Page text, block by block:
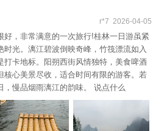
码头1日游
r*7 2026-04-05
好，非常满意的一次旅行!桂林一日游虽紧
光。漓江碧波倒映奇峰，竹筏漂流如入
打卡地标。阳朔西街风情独特，美食啤酒
核心美景尽收，适合时间有限的游客。若
，慢品烟雨漓江的韵味。 说点什么